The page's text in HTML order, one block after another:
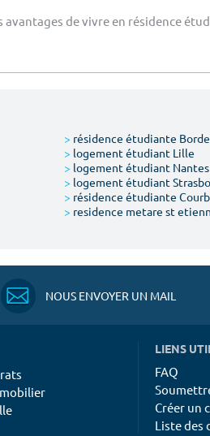
avantages de vivre en résidence
> résidence étudiante
> logement étudiant Lille
> logement étudiant Nantes
> logement étudiant
> résidence étudiante
> residence metare st
NOUS ENVOYER UN MAIL
LIENS
FAQ
Créer un
Liste des